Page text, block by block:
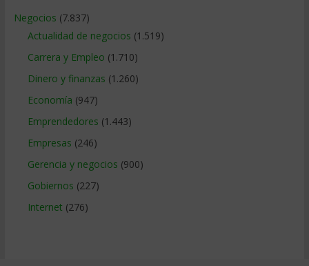
Negocios (7.837)
Actualidad de negocios (1.519)
Carrera y Empleo (1.710)
Dinero y finanzas (1.260)
Economía (947)
Emprendedores (1.443)
Empresas (246)
Gerencia y negocios (900)
Gobiernos (227)
Internet (276)